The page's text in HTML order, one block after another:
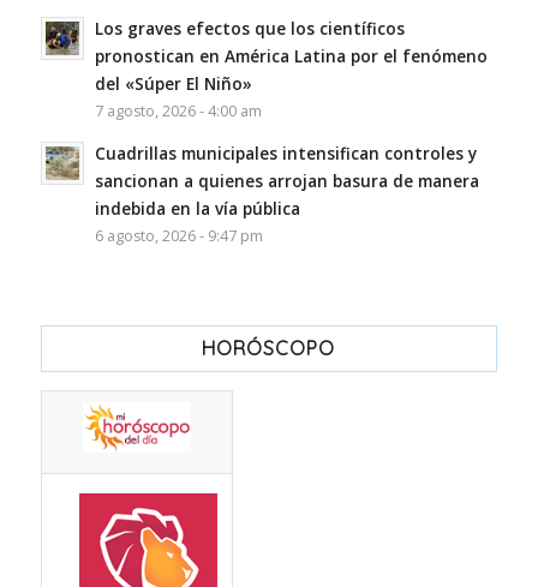
Los graves efectos que los científicos
pronostican en América Latina por el fenómeno
del «Súper El Niño»
7 agosto, 2026 - 4:00 am
Cuadrillas municipales intensifican controles y
sancionan a quienes arrojan basura de manera
indebida en la vía pública
6 agosto, 2026 - 9:47 pm
HORÓSCOPO